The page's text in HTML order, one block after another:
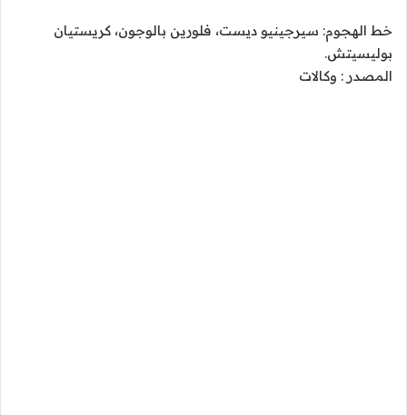
خط الهجوم: سيرجينيو ديست، فلورين بالوجون، كريستيان
بوليسيتش.
المصدر : وكالات